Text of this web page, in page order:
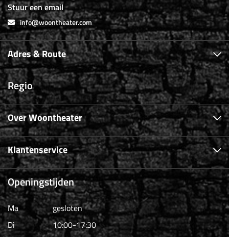
Stuur een email
info@woontheater.com
Adres & Route
Regio
Over Woontheater
Klantenservice
Openingstijden
Ma
gesloten
Di
10:00-17:30